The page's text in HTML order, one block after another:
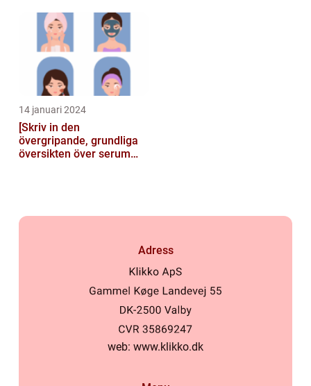
14 januari 2024
[Skriv in den
övergripande, grundliga
översikten över serum
Adress
web: www.klikko.dk